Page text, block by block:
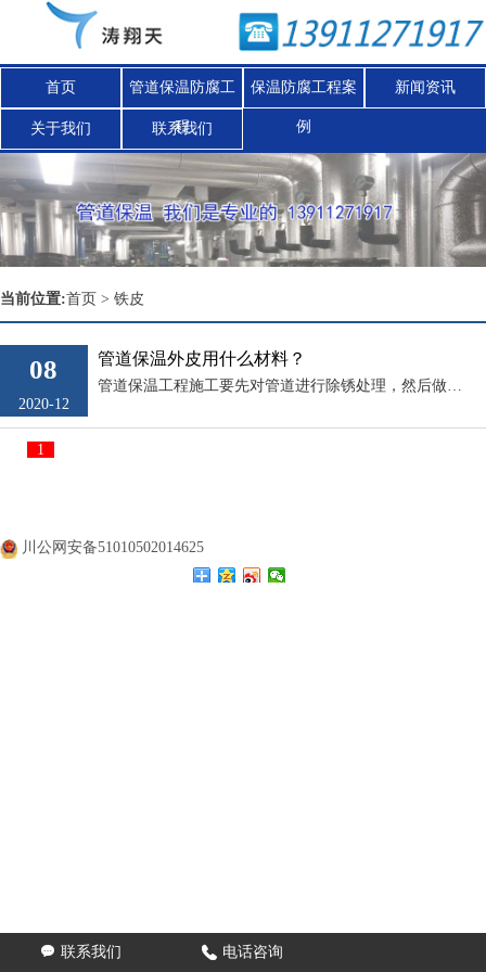
首页 管道保温防腐工
程
保温防腐工程案
例
新闻资讯
关于我们 联系我们
 联系我们  电话咨询
当前位置:首页 > 铁皮
08
2020-12
管道保温外皮用什么材料？
管道保温工程施工要先对管道进行除锈处理，然后做保温层，防护层，涛翔天保温工程队负责人介绍，有些甲方在施工前会问到管道保温外皮用什么材料，其实管道保温外皮的材料是根据实际现场环境，需求、工程造价等情况选择保温外皮材料的，管...
1
川公网安备51010502014625